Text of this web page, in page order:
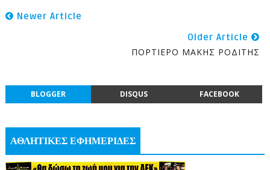
Newer Article
Older Article
ΠΟΡΤΙΕΡΟ ΜΑΚΗΣ ΡΟΔΙΤΗΣ
BLOGGER DISQUS FACEBOOK
ΑΘΛΗΤΙΚΕΣ ΕΦΗΜΕΡΙΔΕΣ